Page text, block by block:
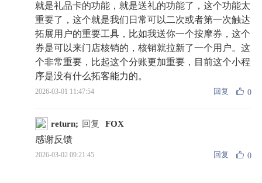
就是礼品卡的功能，就是送礼的功能了，这个功能太
重要了，这个就是我们日常可以二次或者第一次触达
拓展用户的重要工具，比如我送你一个按摩券，这个
券是可以来门店核销的，核销就拉新了一个用户。这
个非常重要，比起这个分账更加重要，目前这个小程
序是没有什么拓客能力的。
2026-03-01 11:47:54 回复 0
return; 回复 FOX
感谢反馈
2026-03-02 09:21:45 回复 0